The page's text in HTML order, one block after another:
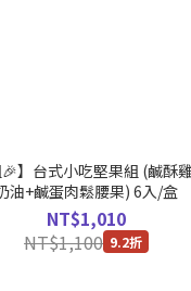
🎉】台式小吃堅果組 (鹹酥
油+鹹蛋肉鬆腰果) 6入/盒
NT$1,010
NT$1,100 9.2折